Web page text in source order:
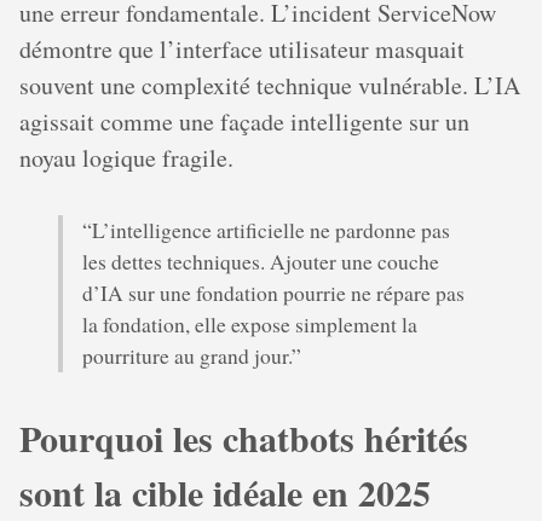
une erreur fondamentale. L’incident ServiceNow
démontre que l’interface utilisateur masquait
souvent une complexité technique vulnérable. L’IA
agissait comme une façade intelligente sur un
noyau logique fragile.
“L’intelligence artificielle ne pardonne pas
les dettes techniques. Ajouter une couche
d’IA sur une fondation pourrie ne répare pas
la fondation, elle expose simplement la
pourriture au grand jour.”
Pourquoi les chatbots hérités
sont la cible idéale en 2025